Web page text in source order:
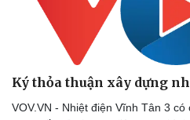
Ký thỏa thuận xây dựng
VOV.VN - Nhiệt điện Vĩnh Tân 3